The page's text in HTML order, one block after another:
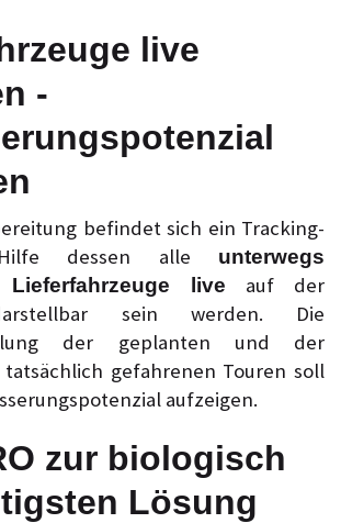
live
-
befindet sich ein Tracking-
dessen alle unterwegs
Lieferfahrzeuge live auf der
sein werden. Die
der geplanten und der
gefahrenen Touren soll
aufzeigen.
zur biologisch
Lösung